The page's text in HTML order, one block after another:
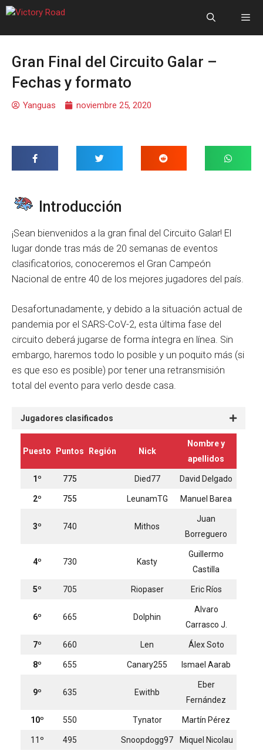
Gran Final del Circuito Galar –
Fechas y formato
Yanguas noviembre 25, 2020
Introducción
¡Sean bienvenidos a la gran final del Circuito Galar! El
lugar donde tras más de 20 semanas de eventos
clasificatorios, conoceremos el Gran Campeón
Nacional de entre 40 de los mejores jugadores del país.
Desafortunadamente, y debido a la situación actual de
pandemia por el SARS-CoV-2, esta última fase del
circuito deberá jugarse de forma íntegra en línea. Sin
embargo, haremos todo lo posible y un poquito más (si
es que eso es posible) por tener una retransmisión
total del evento para verlo desde casa.
Jugadores clasificados
Puesto Puntos Región Nick
Nombre y
apellidos
1º 775 Died77 David Delgado
2º 755 LeunamTG Manuel Barea
3º 740 Mithos
Juan
Borreguero
4º 730 Kasty
Guillermo
Castilla
5º 705 Riopaser Eric Ríos
6º 665 Dolphin
Alvaro
Carrasco J.
7º 660 Len Álex Soto
8º 655 Canary255 Ismael Aarab
9º 635 Ewithb
Eber
Fernández
10º 550 Tynator Martín Pérez
11º 495 Snoopdogg97 Miquel Nicolau